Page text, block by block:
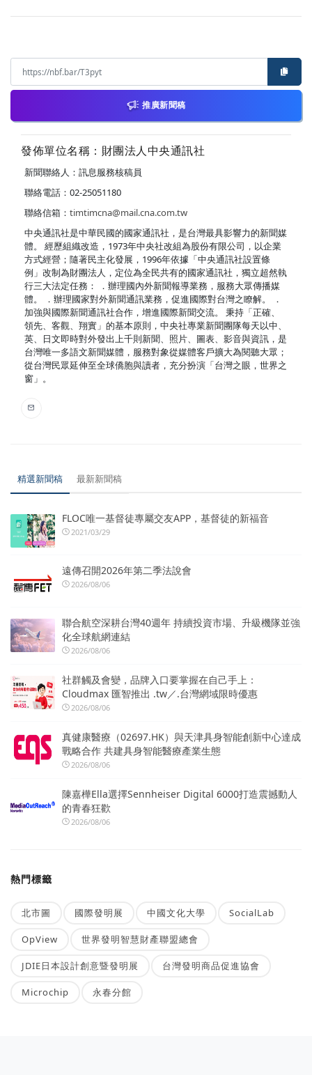
推廣新聞稿
發佈單位名稱：財團法人中央通訊社
新聞聯絡人：訊息服務核稿員
聯絡電話：02-25051180
聯絡信箱： timtimcna@mail.cna.com.tw
中央通訊社是中華民國的國家通訊社，是台灣最具影響力的新聞媒
體。 經歷組織改造，1973年中央社改組為股份有限公司，以企業
方式經營；隨著民主化發展，1996年依據「中央通訊社設置條
例」改制為財團法人，定位為全民共有的國家通訊社，獨立超然執
行三大法定任務： ．辦理國內外新聞報導業務，服務大眾傳播媒
體。 ．辦理國家對外新聞通訊業務，促進國際對台灣之瞭解。 ．
加強與國際新聞通訊社合作，增進國際新聞交流。 秉持「正確、
領先、客觀、翔實」的基本原則，中央社專業新聞團隊每天以中、
英、日文即時對外發出上千則新聞、照片、圖表、影音與資訊，是
台灣唯一多語文新聞媒體，服務對象從媒體客戶擴大為閱聽大眾；
從台灣民眾延伸至全球僑胞與讀者，充分扮演「台灣之眼，世界之
窗」。
精選新聞稿 最新新聞稿
FLOC唯一基督徒專屬交友APP，基督徒的新福音
2021/03/29
遠傳召開2026年第二季法說會
2026/08/06
聯合航空深耕台灣40週年 持續投資市場、升級機隊並強
化全球航網連結
2026/08/06
社群觸及會變，品牌入口要掌握在自己手上：
Cloudmax 匯智推出 .tw／.台灣網域限時優惠
2026/08/06
真健康醫療（02697.HK）與天津具身智能創新中心達成
戰略合作 共建具身智能醫療產業生態
2026/08/06
陳嘉樺Ella選擇Sennheiser Digital 6000打造震撼動人
的青春狂歡
2026/08/06
熱門標籤
北市圖 國際發明展 中國文化大學 SocialLab
OpView 世界發明智慧財產聯盟總會
JDIE日本設計創意暨發明展 台灣發明商品促進協會
Microchip 永春分館